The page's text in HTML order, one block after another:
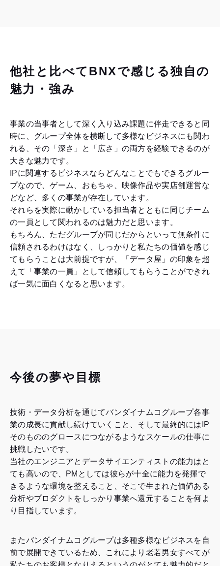
他社と比べてBNXで感じる独自の
魅力・強み
事業の当事者として深く入り込み課題に伴走できると同
時に、グループ全体を横断して多様なビジネスにも関わ
れる、その「深さ」と「広さ」の両方を経験できるのが
大きな魅力です。
IPに関連するビジネスならどんなことでもできるグルー
プなので、ゲーム、おもちゃ、映像作品や実店舗運営な
どなど、多くの事業が存在しています。
それらを実際に動かしている担当者とともに同じチーム
の一員として関われるのは魅力だと思います。
もちろん、ただグループが同じだからといって無条件に
信頼されるわけはなく、しっかりと私たちの価値を感じ
てもらうことは大前提ですが、「データ屋」の印象を超
えて「事業の一員」として信頼してもらうことができれ
ば一気に面白くなると思います。
今後の夢や目標
技術・データ分析を通じてバンダイナムコグループ各事
業の成長に貢献し続けていくこと、そして最終的にはIP
そのもののグロースにつながるようなスケールの仕事に
挑戦したいです。
当社のエンジニアとデータサイエンティストの能力はと
ても高いので、PMとしては彼らが十全に能力を発揮で
きるような環境を整えること、そこで生まれた価値ある
分析やプロダクトをしっかり事業へ還元することを何よ
り目指しています。
またバンダイナムコグループは多種多様なビジネスを自
前で展開できているため、これにより老若男女すべてが